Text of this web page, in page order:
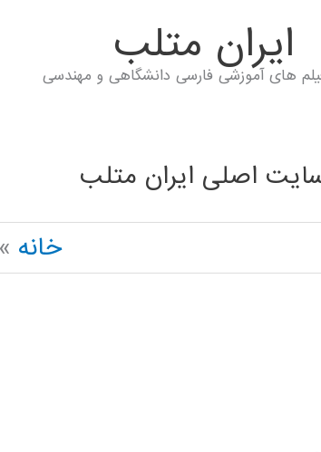
ايران متلب
های آموزشی فارسی دانشگاهی و مهندسی
اصلی ایران متلب
خانه